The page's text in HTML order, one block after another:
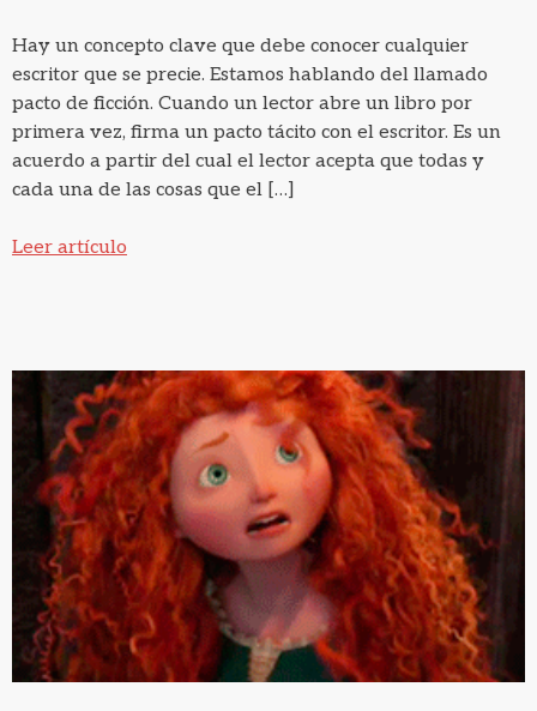
Hay un concepto clave que debe conocer cualquier
escritor que se precie. Estamos hablando del llamado
pacto de ficción. Cuando un lector abre un libro por
primera vez, firma un pacto tácito con el escritor. Es un
acuerdo a partir del cual el lector acepta que todas y
cada una de las cosas que el […]
Leer artículo